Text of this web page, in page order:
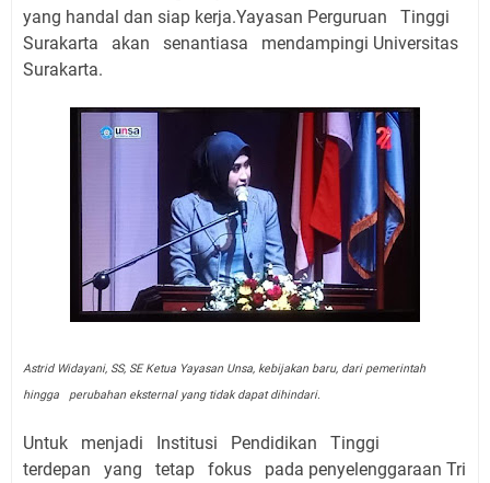
yang handal dan siap kerja.Yayasan Perguruan
Tinggi
Surakarta
akan senantiasa mendampingi Universitas
Surakarta.
Astrid Widayani, SS, SE Ketua Yayasan Unsa, kebijakan baru, dari pemerintah
hingga perubahan eksternal yang tidak dapat dihindari.
Untuk menjadi Institusi Pendidikan Tinggi
terdepan yang tetap fokus pada penyelenggaraan Tri